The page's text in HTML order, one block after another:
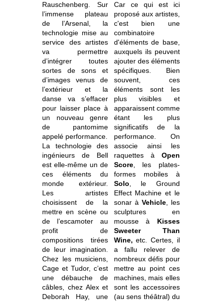
Rauschenberg. Sur
l’immense plateau
de l’Arsenal, la
technologie mise au
service des artistes
va permettre
d’intégrer toutes
sortes de sons et
d’images venus de
l’extérieur et la
danse va s’effacer
pour laisser place à
un nouveau genre
de pantomime
appelé performance.
La technologie des
ingénieurs de Bell
est elle-même un de
ces éléments du
monde extérieur.
Les artistes
choisissent de la
mettre en scène ou
de l’escamoter au
profit de
compositions tirées
de leur imagination.
Chez les musiciens,
Cage et Tudor, c’est
une débauche de
câbles, chez Alex et
Deborah Hay, une
Car ce qui est ici
proposé aux artistes,
c'est bien une
combinatoire
d'éléments de base,
auxquels ils peuvent
ajouter des éléments
spécifiques. Bien
souvent, ces
éléments sont les
plus visibles et
apparaissent comme
étant les plus
significatifs de la
performance. On
associe ainsi les
raquettes à Open
Score, les plates-
formes mobiles à
Solo , le Ground
Effect Machine et le
sonar à Vehicle, les
sculptures en
mousse à Kisses
Sweeter Than
Wine,etc. Certes, il
a fallu relever de
nombreux défis pour
mettre au point ces
machines, mais elles
sont les accessoires
(au sens théâtral) du